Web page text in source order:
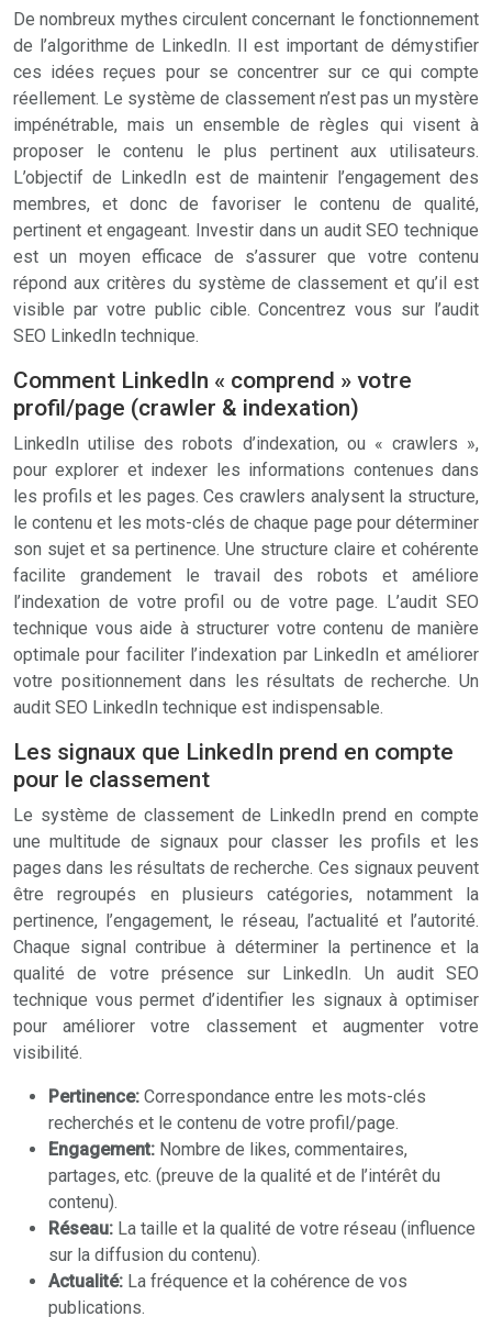
De nombreux mythes circulent concernant le fonctionnement
de l’algorithme de LinkedIn. Il est important de démystifier
ces idées reçues pour se concentrer sur ce qui compte
réellement. Le système de classement n’est pas un mystère
impénétrable, mais un ensemble de règles qui visent à
proposer le contenu le plus pertinent aux utilisateurs.
L’objectif de LinkedIn est de maintenir l’engagement des
membres, et donc de favoriser le contenu de qualité,
pertinent et engageant. Investir dans un audit SEO technique
est un moyen efficace de s’assurer que votre contenu
répond aux critères du système de classement et qu’il est
visible par votre public cible. Concentrez vous sur l’audit
SEO LinkedIn technique.
Comment LinkedIn « comprend » votre
profil/page (crawler & indexation)
LinkedIn utilise des robots d’indexation, ou « crawlers »,
pour explorer et indexer les informations contenues dans
les profils et les pages. Ces crawlers analysent la structure,
le contenu et les mots-clés de chaque page pour déterminer
son sujet et sa pertinence. Une structure claire et cohérente
facilite grandement le travail des robots et améliore
l’indexation de votre profil ou de votre page. L’audit SEO
technique vous aide à structurer votre contenu de manière
optimale pour faciliter l’indexation par LinkedIn et améliorer
votre positionnement dans les résultats de recherche. Un
audit SEO LinkedIn technique est indispensable.
Les signaux que LinkedIn prend en compte
pour le classement
Le système de classement de LinkedIn prend en compte
une multitude de signaux pour classer les profils et les
pages dans les résultats de recherche. Ces signaux peuvent
être regroupés en plusieurs catégories, notamment la
pertinence, l’engagement, le réseau, l’actualité et l’autorité.
Chaque signal contribue à déterminer la pertinence et la
qualité de votre présence sur LinkedIn. Un audit SEO
technique vous permet d’identifier les signaux à optimiser
pour améliorer votre classement et augmenter votre
visibilité.
Pertinence: Correspondance entre les mots-clés
recherchés et le contenu de votre profil/page.
Engagement: Nombre de likes, commentaires,
partages, etc. (preuve de la qualité et de l’intérêt du
contenu).
Réseau: La taille et la qualité de votre réseau (influence
sur la diffusion du contenu).
Actualité: La fréquence et la cohérence de vos
publications.